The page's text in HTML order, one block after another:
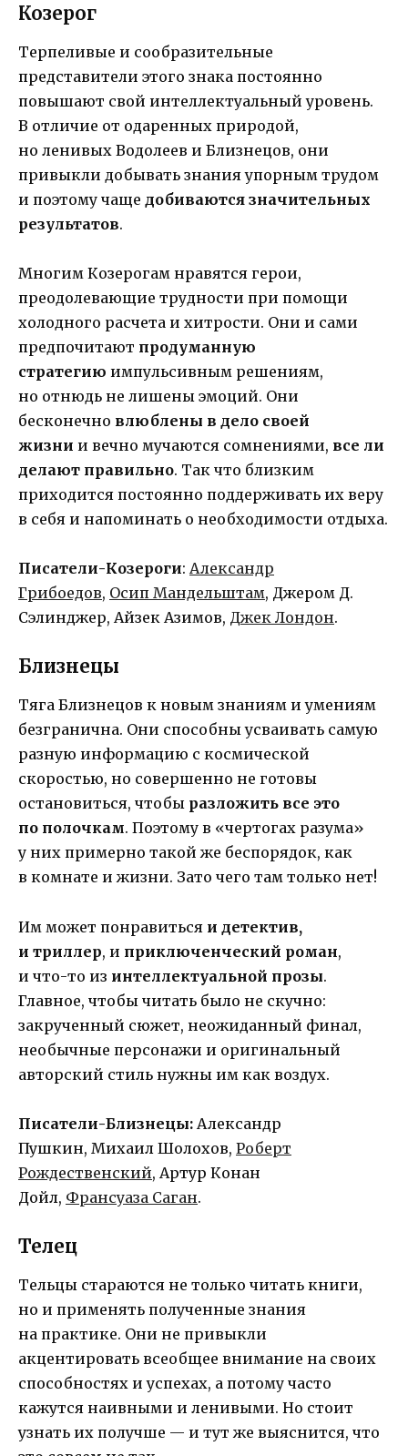
Козерог
Терпеливые и сообразительные
представители этого знака постоянно
повышают свой интеллектуальный уровень.
В отличие от одаренных природой,
но ленивых Водолеев и Близнецов, они
привыкли добывать знания упорным трудом
и поэтому чаще добиваются значительных
результатов.
Многим Козерогам нравятся герои,
преодолевающие трудности при помощи
холодного расчета и хитрости. Они и сами
предпочитают продуманную
стратегию импульсивным решениям,
но отнюдь не лишены эмоций. Они
бесконечно влюблены в дело своей
жизни и вечно мучаются сомнениями, все ли
делают правильно. Так что близким
приходится постоянно поддерживать их веру
в себя и напоминать о необходимости отдыха.
Писатели-Козероги: Александр
Грибоедов, Осип Мандельштам, Джером Д.
Сэлинджер, Айзек Азимов, Джек Лондон.
Близнецы
Тяга Близнецов к новым знаниям и умениям
безгранична. Они способны усваивать самую
разную информацию с космической
скоростью, но совершенно не готовы
остановиться, чтобы разложить все это
по полочкам. Поэтому в «чертогах разума»
у них примерно такой же беспорядок, как
в комнате и жизни. Зато чего там только нет!
Им может понравиться и детектив,
и триллер, и приключенческий роман,
и что-то из интеллектуальной прозы.
Главное, чтобы читать было не скучно:
закрученный сюжет, неожиданный финал,
необычные персонажи и оригинальный
авторский стиль нужны им как воздух.
Писатели-Близнецы: Александр
Пушкин, Михаил Шолохов, Роберт
Рождественский, Артур Конан
Дойл, Франсуаза Саган.
Телец
Тельцы стараются не только читать книги,
но и применять полученные знания
на практике. Они не привыкли
акцентировать всеобщее внимание на своих
способностях и успехах, а потому часто
кажутся наивными и ленивыми. Но стоит
узнать их получше — и тут же выяснится, что